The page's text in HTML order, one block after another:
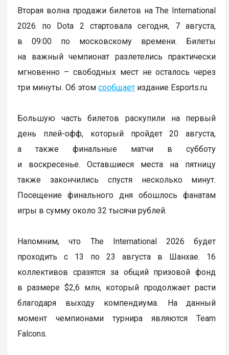
Вторая волна продажи билетов на The International
2026 по Dota 2 стартовала сегодня, 7 августа,
в 09:00 по московскому времени. Билеты
на важный чемпионат разлетелись практически
мгновенно – свободных мест не осталось через
три минуты. Об этомсообщает издание Esports.ru.
Большую часть билетов раскупили на первый
день плей-офф, который пройдет 20 августа,
а также финальные матчи в субботу
и воскресенье. Оставшиеся места на пятницу
также закончились спустя несколько минут.
Посещение финального дня обошлось фанатам
игры в сумму около 32 тысячи рублей.
Напомним, что The International 2026 будет
проходить с 13 по 23 августа в Шанхае. 16
коллективов сразятся за общий призовой фонд
в размере $2,6 млн, который продолжает расти
благодаря выходу компендиума. На данный
момент чемпионами турнира являются Team
Falcons.